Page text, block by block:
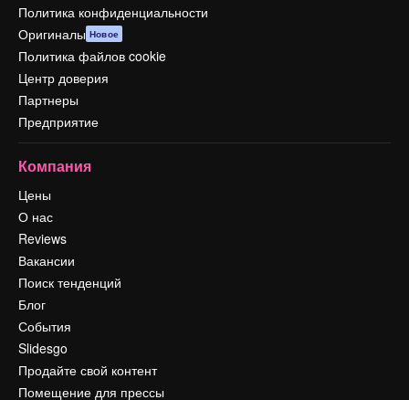
Политика конфиденциальности
Оригиналы Новое
Политика файлов cookie
Центр доверия
Партнеры
Предприятие
Компания
Цены
О нас
Reviews
Вакансии
Поиск тенденций
Блог
События
Slidesgo
Продайте свой контент
Помещение для прессы